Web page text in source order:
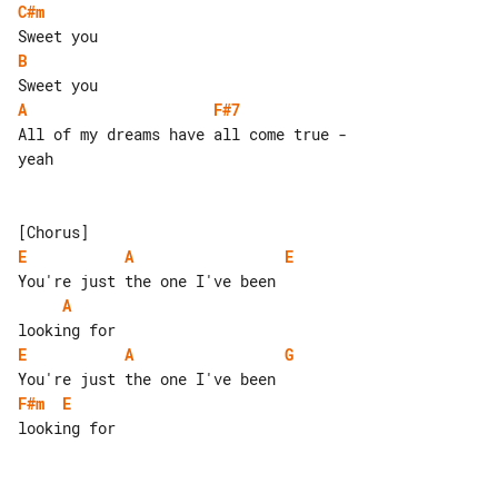
C#m
B
A
F#7
All of my dreams have all come true -
yeah
E
A
E
A
E
A
G
F#m
E
looking for